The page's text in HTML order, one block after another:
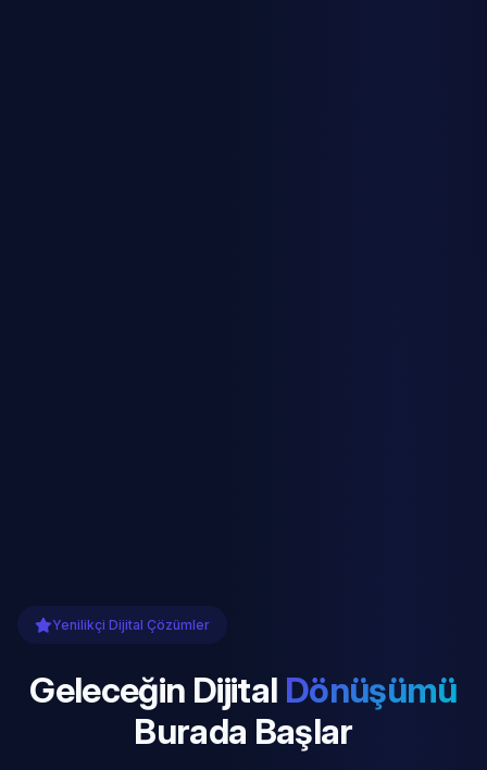
Yenilikçi Dijital Çözümler
Geleceğin Dijital Dönüşümü
Burada Başlar